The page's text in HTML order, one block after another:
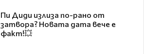
Пи Диди излиза по-рано от
затвора? Новата дата вече е
факт!💥